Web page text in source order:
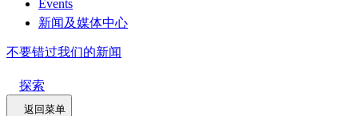
Events
新闻及媒体中心
不要错过我们的新闻
探索
返回菜单